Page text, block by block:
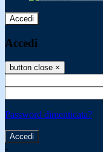
Accedi
Accedi
button close ×
Password dimenticata?
-